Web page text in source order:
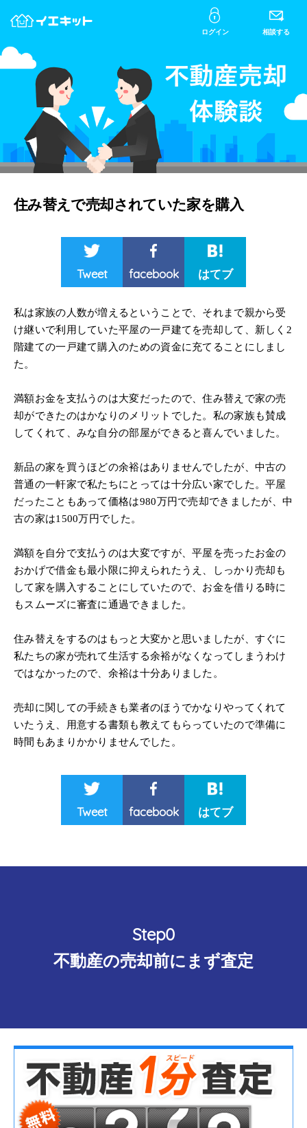
ログイン 相談する
住み替えで売却されていた家を購入
Tweet facebook はてブ
私は家族の人数が増えるということで、それまで親から受
け継いで利用していた平屋の一戸建てを売却して、新しく2
階建ての一戸建て購入のための資金に充てることにしまし
た。
満額お金を支払うのは大変だったので、住み替えで家の売
却ができたのはかなりのメリットでした。私の家族も賛成
してくれて、みな自分の部屋ができると喜んでいました。
新品の家を買うほどの余裕はありませんでしたが、中古の
普通の一軒家で私たちにとっては十分広い家でした。平屋
だったこともあって価格は980万円で売却できましたが、中
古の家は1500万円でした。
満額を自分で支払うのは大変ですが、平屋を売ったお金の
おかげで借金も最小限に抑えられたうえ、しっかり売却も
して家を購入することにしていたので、お金を借りる時に
もスムーズに審査に通過できました。
住み替えをするのはもっと大変かと思いましたが、すぐに
私たちの家が売れて生活する余裕がなくなってしまうわけ
ではなかったので、余裕は十分ありました。
売却に関しての手続きも業者のほうでかなりやってくれて
いたうえ、用意する書類も教えてもらっていたので準備に
時間もあまりかかりませんでした。
Tweet facebook はてブ
Step0
不動産の売却前にまず査定